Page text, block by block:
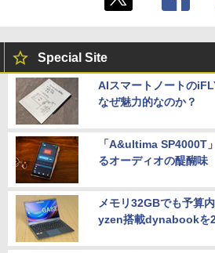
Special Site
AIスマートノートの
なぜ魅力的なのか？
「A&ultima SP4000T
るオーディオの醍醐味
メモリ32GBでも予算
yzen搭載dynabookを